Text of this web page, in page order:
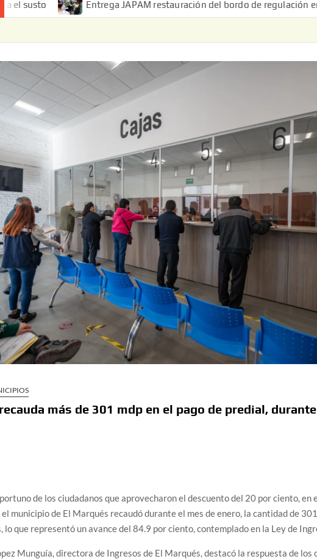
Entrega JAPAM restauración del bordo de regulación en el Ejido de
más de 301 mdp en el pago de predial,
de los ciudadanos que aprovecharon el descuento del 20 por ciento, en
municipio de El Marqués recaudó durante el mes de enero, la cantidad de
lo que representó un avance del 84.9 por ciento, contemplado en la Ley de
Munguía, directora de Ingresos de El Marqués, destacó la respuesta de